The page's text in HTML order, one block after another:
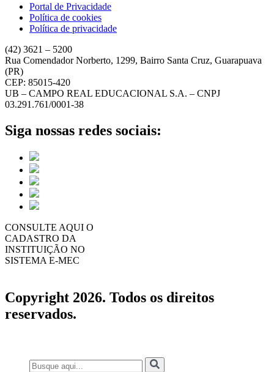
Portal de Privacidade
Política de cookies
Política de privacidade
(42) 3621 – 5200
Rua Comendador Norberto, 1299, Bairro Santa Cruz, Guarapuava
(PR)
CEP: 85015-420
UB – CAMPO REAL EDUCACIONAL S.A. – CNPJ
03.291.761/0001-38
Siga nossas redes sociais:
CONSULTE AQUI O
CADASTRO DA
INSTITUIÇÃO NO
SISTEMA E-MEC
Copyright 2026. Todos os direitos
reservados.